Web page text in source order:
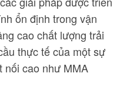
ổn định trong vận
cao chất lượng trải
thực tế của một sự
nối cao như MMA